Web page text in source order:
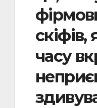
скіфів,
часу